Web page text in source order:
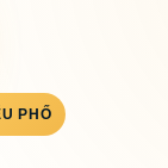
PHỐ